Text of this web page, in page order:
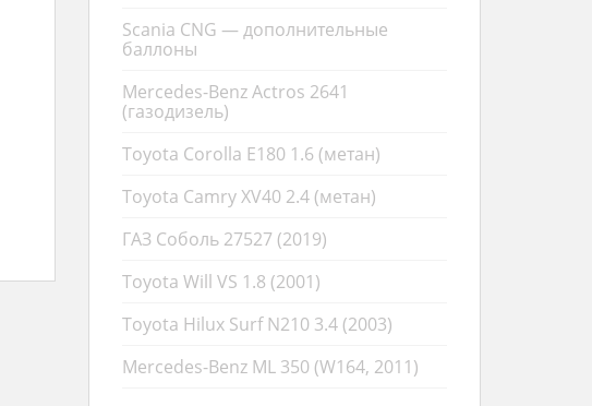
Scania CNG — дополнительные
баллоны
Mercedes-Benz Actros 2641
(газодизель)
Toyota Corolla E180 1.6 (метан)
Toyota Camry XV40 2.4 (метан)
ГАЗ Соболь 27527 (2019)
Toyota Will VS 1.8 (2001)
Toyota Hilux Surf N210 3.4 (2003)
Mercedes-Benz ML 350 (W164, 2011)